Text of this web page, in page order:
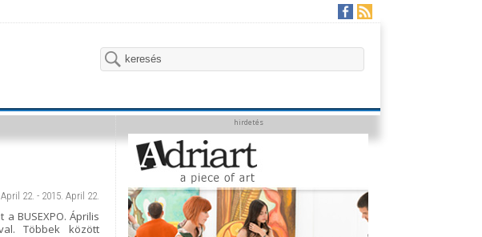
22. - 2015. April 22.
BUSEXPO. Április
Többek között
hirdetés